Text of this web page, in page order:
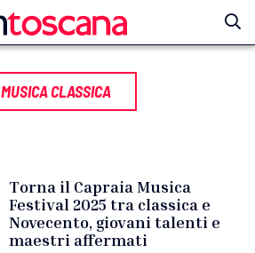
MUSICA CLASSICA
Torna il Capraia Musica
Festival 2025 tra classica e
Novecento, giovani talenti e
maestri affermati